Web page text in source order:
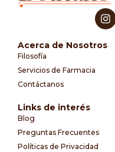
Acerca de Nosotros
Filosofía
Servicios de Farmacia
Contáctanos
Links de interés
Blog
Preguntas Frecuentes
Políticas de Privacidad